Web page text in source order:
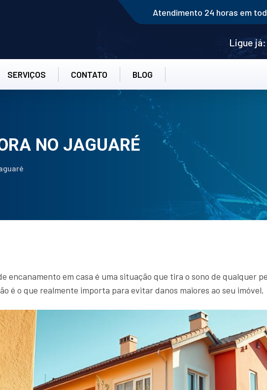
Atendimento 24 horas em
Ligue
SERVIÇOS CONTATO BLOG
NO JAGUARÉ
encanamento em casa é uma situação que tira o sono de qualquer
é o que realmente importa para evitar danos maiores ao seu imóvel.